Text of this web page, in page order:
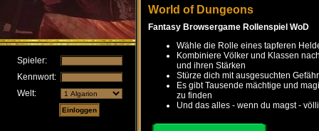
Spieler:
Kennwort:
Welt:
World of Dungeons
Fantasy Browsergame Rollenspiel WoD
Wähle die Rolle eines tapferen
Kombiniere Völker und Klassen
und ihren Stärken
Stürze dich mit ausgesuchten
Es gibt Tausende mächtige und
zu finden
Und das alles - wenn du magst -